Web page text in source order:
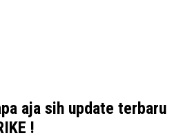
aja sih update terbaru
!